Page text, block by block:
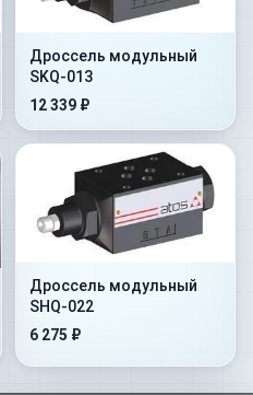
Дроссель модульный
SKQ-013
12 339 ₽
Дроссель модульный
SHQ-022
6 275 ₽